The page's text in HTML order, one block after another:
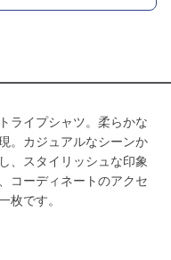
ライプシャツ。柔らかな
。カジュアルなシーンか
、スタイリッシュな印象
コーディネートのアクセ
枚です。